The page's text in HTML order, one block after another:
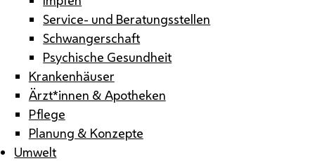
Service- und Beratungsstellen
Schwangerschaft
Psychische Gesundheit
Krankenhäuser
Ärzt*innen & Apotheken
Pflege
Planung & Konzepte
Umwelt